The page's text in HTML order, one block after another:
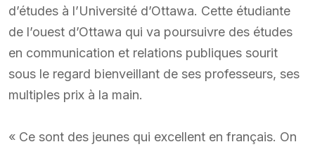
d’études à l’Université d’Ottawa. Cette étudiante
de l’ouest d’Ottawa qui va poursuivre des études
en communication et relations publiques sourit
sous le regard bienveillant de ses professeurs, ses
multiples prix à la main.
« Ce sont des jeunes qui excellent en français. On